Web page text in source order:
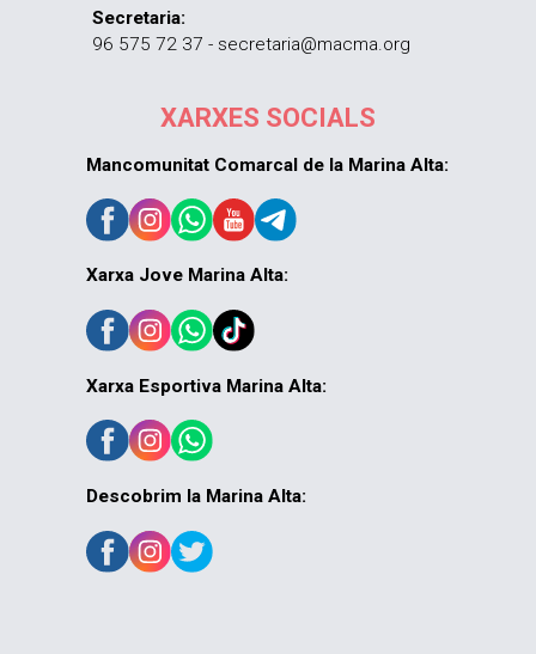
Secretaria:
96 575 72 37 - secretaria@macma.org
XARXES SOCIALS
Mancomunitat Comarcal de la Marina Alta:
Xarxa Jove Marina Alta:
Xarxa Esportiva Marina Alta:
Descobrim la Marina Alta: